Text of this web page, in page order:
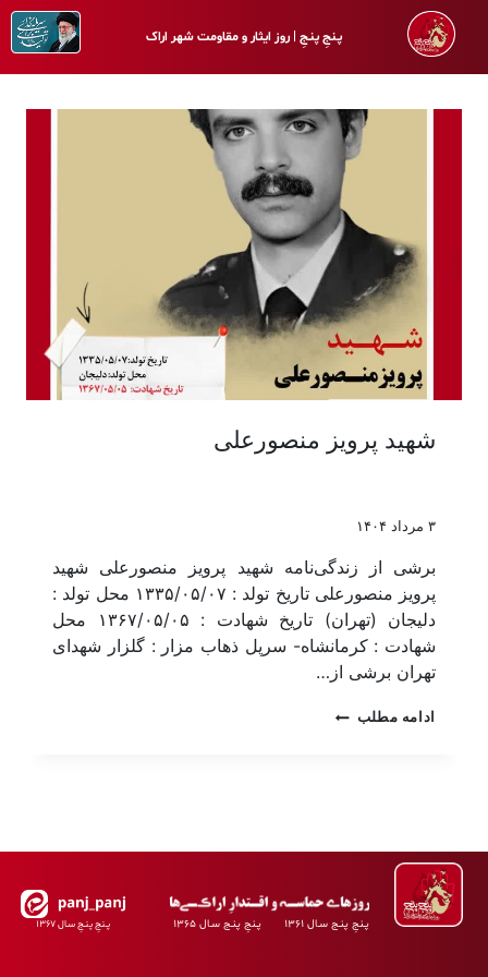
پـنجِ پنـجِ | روز ایثار و مقاومت شهر اراک
شهید پرویز منصورعلی
۳ مرداد ۱۴۰۴
برشی از زندگی‌نامه شهید پرویز منصورعلی شهید
پرویز منصورعلی تاریخ تولد : ۱۳۳۵/۰۵/۰۷ محل تولد :
دلیجان (تهران) تاریخ شهادت : ۱۳۶۷/۰۵/۰۵ محل
شهادت : کرمانشاه- سرپل ذهاب مزار : گلزار شهدای
تهران برشی از…
ادامه مطلب
پـنجِ پنـج سـال ۱۳۶۱ پـنجِ پنـج سـال ۱۳۶۵ پـنجِ پنـجِ سـال ۱۳۶۷